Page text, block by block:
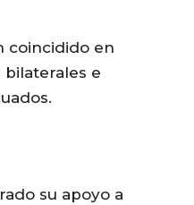
coincidido en
bilaterales e
su apoyo a